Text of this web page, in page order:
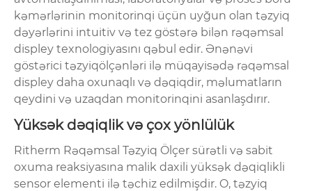
kəmərlərinin monitorinqi üçün uyğun olan təzyiq
dəyərlərini intuitiv və tez göstərə bilən rəqəmsal
displey texnologiyasını qəbul edir. Ənənəvi
göstərici təzyiqölçənləri ilə müqayisədə rəqəmsal
displey daha oxunaqlı və dəqiqdir, məlumatların
qeydini və uzaqdan monitorinqini asanlaşdırır.
Yüksək dəqiqlik və çox yönlülük
Ritherm Rəqəmsal Təzyiq Ölçer sürətli və sabit
oxuma reaksiyasına malik daxili yüksək dəqiqlikli
sensor elementi ilə təchiz edilmişdir. O, təzyiq